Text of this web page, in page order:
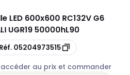
LED 600x600 RC132V G6
UGR19 50000hL90
Réf. 05204973515
au prix et commander